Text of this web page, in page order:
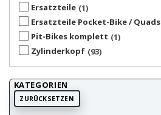
MOPED KINGS
MOTOFORCE
4
MOTORI MINARELLI 1
OLYMPIA 3
PEUGEOT 2
PIAGGIO 1
PUCH 4
SACHS 3
Ersatzteile 1
Ersatzteile Pocket-Bike / Quads
Pit-Bikes komplett 1
Zylinderkopf 93
KATEGORIEN
ZURÜCKSETZEN